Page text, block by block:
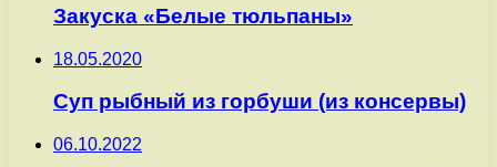
Закуска «Белые тюльпаны»
18.05.2020
Суп рыбный из горбуши (из консервы)
06.10.2022